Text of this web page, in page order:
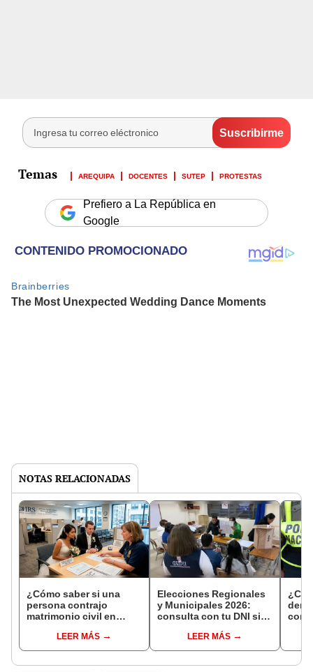
AREQUIPA DOCENTES SUTEP PROTESTAS
Prefiero a La República en
Google
NOTAS RELACIONADAS
¿Cómo saber si una
persona contrajo
matrimonio civil en
LEER MÁS
Elecciones Regionales
y Municipales 2026:
consulta con tu DNI si
de mesa para este 4 de
octubre en el link oficial
LEER MÁS
con